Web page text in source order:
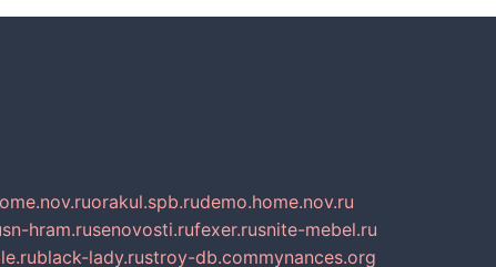
orakul.spb.rudemo.home.nov.ru
sn-hram.rusenovosti.rufexer.rusnite-mebel.ru
black-lady.rustroy-db.commynances.org